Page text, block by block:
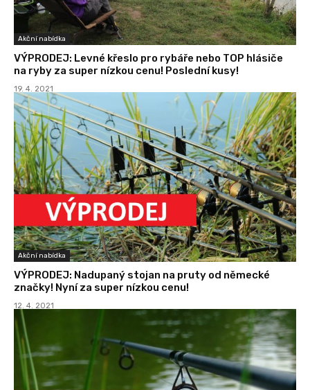
Akční nabídka
VÝPRODEJ: Levné křeslo pro rybáře nebo TOP hlásiče
na ryby za super nízkou cenu! Poslední kusy!
19. 4. 2021
Akční nabídka
VÝPRODEJ: Nadupaný stojan na pruty od německé
značky! Nyní za super nízkou cenu!
12. 4. 2021